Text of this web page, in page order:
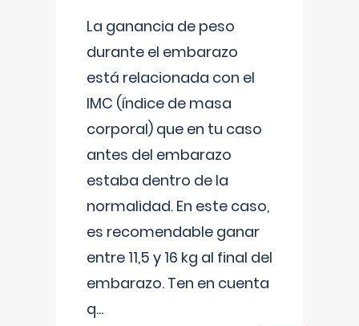
La ganancia de peso
durante el embarazo
está relacionada con el
IMC (índice de masa
corporal) que en tu caso
antes del embarazo
estaba dentro de la
normalidad. En este caso,
es recomendable ganar
entre 11,5 y 16 kg al final del
embarazo. Ten en cuenta
q...